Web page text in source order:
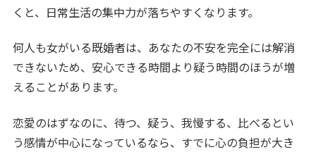
くと、日常生活の集中力が落ちやすくなります。
何人も女がいる既婚者は、あなたの不安を完全には解消
できないため、安心できる時間より疑う時間のほうが増
えることがあります。
恋愛のはずなのに、待つ、疑う、我慢する、比べるとい
う感情が中心になっているなら、すでに心の負担が大き